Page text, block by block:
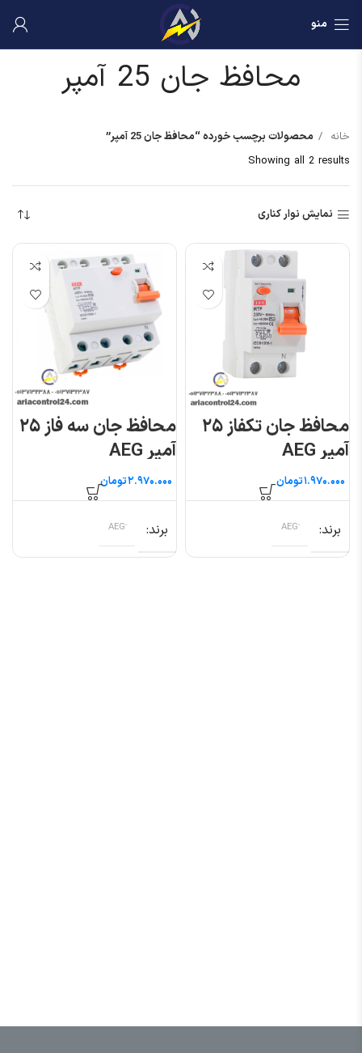
منو
محافظ جان 25 آمپر
خانه
محصولات برچسب خورده “محافظ جان 25 آمپر”
Showing all 2 results
نمایش نوار کناری
محافظ جان تکفاز ۲۵
آمپر AEG
تومان
برند
محافظ جان سه فاز ۲۵
آمپر AEG
تومان
برند